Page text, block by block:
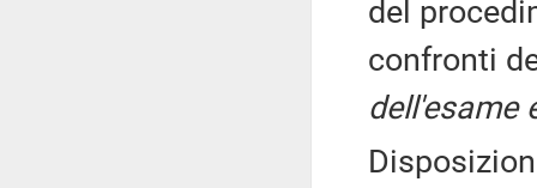
del
confronti
dell'esame